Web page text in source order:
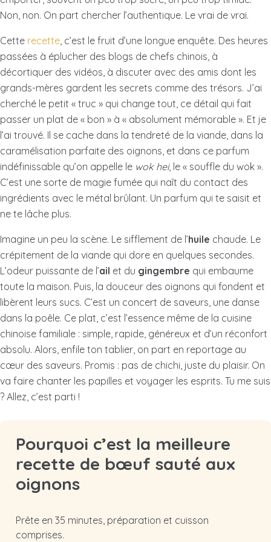
Non, non. On part chercher l’authentique. Le vrai de vrai.
Cette recette, c’est le fruit d’une longue enquête. Des heures
passées à éplucher des blogs de chefs chinois, à
décortiquer des vidéos, à discuter avec des amis dont les
grands-mères gardent les secrets comme des trésors. J’ai
cherché le petit « truc » qui change tout, ce détail qui fait
passer un plat de « bon » à « absolument mémorable ». Et je
l’ai trouvé. Il se cache dans la tendreté de la viande, dans la
caramélisation parfaite des oignons, et dans ce parfum
indéfinissable qu’on appelle le wok hei, le « souffle du wok ».
C’est une sorte de magie fumée qui naît du contact des
ingrédients avec le métal brûlant. Un parfum qui te saisit et
ne te lâche plus.
Imagine un peu la scène. Le sifflement de l’huile chaude. Le
crépitement de la viande qui dore en quelques secondes.
L’odeur puissante de l’ail et du gingembre qui embaume
toute la maison. Puis, la douceur des oignons qui fondent et
libèrent leurs sucs. C’est un concert de saveurs, une danse
dans la poêle. Ce plat, c’est l’essence même de la cuisine
chinoise familiale : simple, rapide, généreux et d’un réconfort
absolu. Alors, enfile ton tablier, on part en reportage au
cœur des saveurs. Promis : pas de chichi, juste du plaisir. On
va faire chanter les papilles et voyager les esprits. Tu me suis
? Allez, c’est parti !
Pourquoi c’est la meilleure
recette de bœuf sauté aux
oignons
Prête en 35 minutes, préparation et cuisson
comprises.